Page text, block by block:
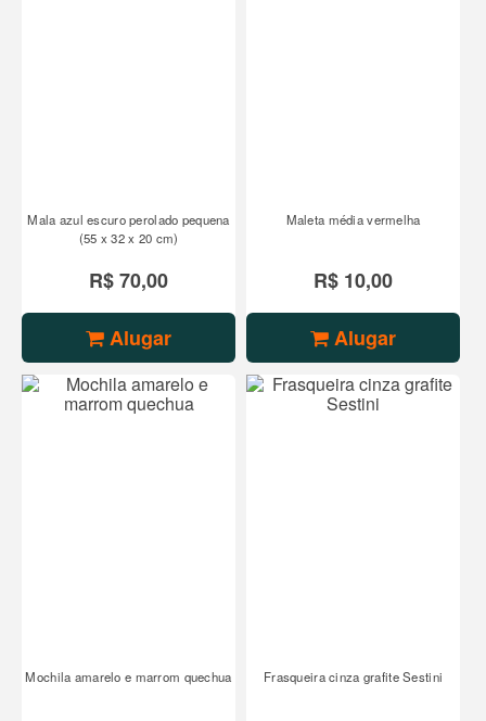
Mala azul escuro perolado pequena
(55 x 32 x 20 cm)
R$ 70,00
Alugar
Maleta média vermelha
R$ 10,00
Alugar
Mochila amarelo e marrom quechua Frasqueira cinza grafite Sestini